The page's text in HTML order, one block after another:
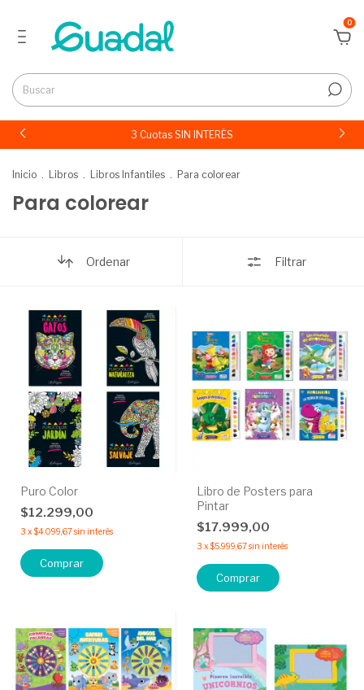
0
3 Cuotas SIN INTERÉS
Inicio . Libros . Libros Infantiles . Para colorear
Para colorear
Ordenar Filtrar
Puro Color
$12.299,00
3 x$4.099,67sin interés
Comprar
Libro de Posters para
Pintar
$17.999,00
3 x$5.999,67sin interés
Comprar